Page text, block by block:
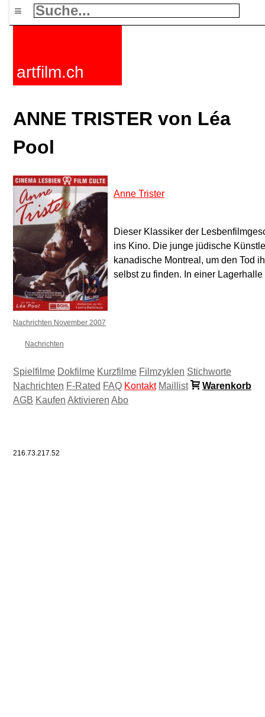
≡
artfilm.ch
ANNE TRISTER von Léa
Pool
Anne Trister
Dieser Klassiker der
ins Kino. Die junge jüdische
kanadische Montreal, um den Tod
selbst zu finden. In einer
Nachrichten November 2007
Nachrichten
Spielfilme Dokfilme Kurzfilme Filmzyklen Stichworte
Nachrichten F-Rated FAQ Kontakt Maillist
Warenkorb
AGB Kaufen Aktivieren Abo
216.73.217.52